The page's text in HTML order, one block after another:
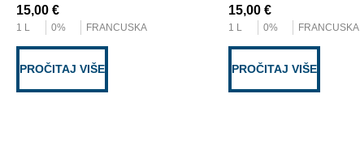
15,00 €
1 L 0% FRANCUSKA
PROČITAJ VIŠE
15,00 €
1 L 0% FRANCUSKA
PROČITAJ VIŠE